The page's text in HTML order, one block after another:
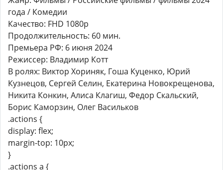
года / Комедии
Качество: FHD 1080p
Продолжительность: 60 мин.
Премьера РФ: 6 июня 2024
Режиссер: Владимир Котт
В ролях: Виктор Хориняк, Гоша Куценко, Юрий
Кузнецов, Сергей Селин, Екатерина Новокрещенова,
Никита Конкин, Алиса Клагиш, Федор Скальский,
Борис Каморзин, Олег Васильков
.actions {
display: flex;
margin-top: 10px;
}
.actions a {